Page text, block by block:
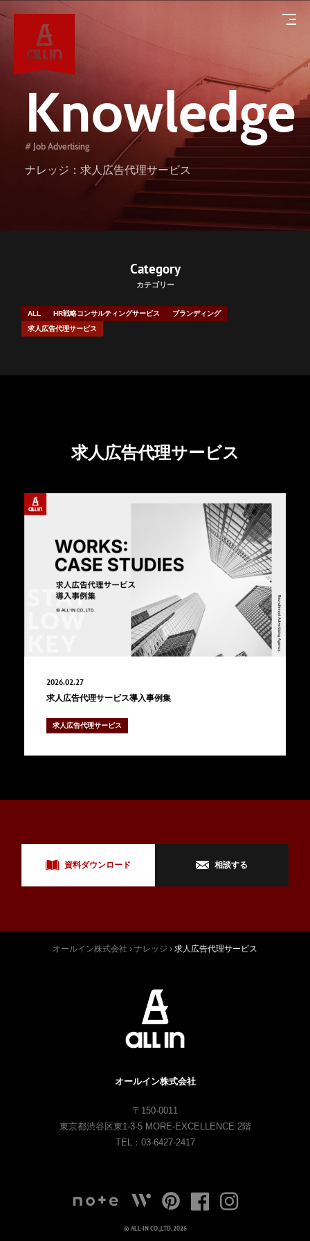
About
オールインについて
Service
Company
会社概要
Career
採用情報
社員紹介
Story
プロジェクトストーリー
Culture
募集職種
エントリー
ニュース
Blog
ブログ
資料ダウンロード お問い合わせ
Knowledge
# Job Advertising
ナレッジ：求人広告代理サービス
Category
カテゴリー
ALL HR戦略コンサルティングサービス
ブランディング
求人広告代理サービス
求人広告代理サービス
2026.02.27
求人広告代理サービス導入事例集
求人広告代理サービス
資料ダウンロード 相談する
オールイン株式会社 › ナレッジ › 求人広告代理サービス
オールイン株式会社
〒150-0011
東京都渋谷区東1-3-5 MORE-EXCELLENCE 2階
TEL：03-6427-2417
© ALL-IN CO.,LTD. 2026